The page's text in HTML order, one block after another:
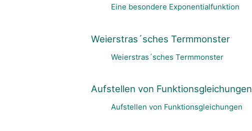
Eine besondere Exponentialfunktion
Weierstras´sches Termmonster
Weierstras´sches Termmonster
Aufstellen von Funktionsgleichungen
Aufstellen von Funktionsgleichungen